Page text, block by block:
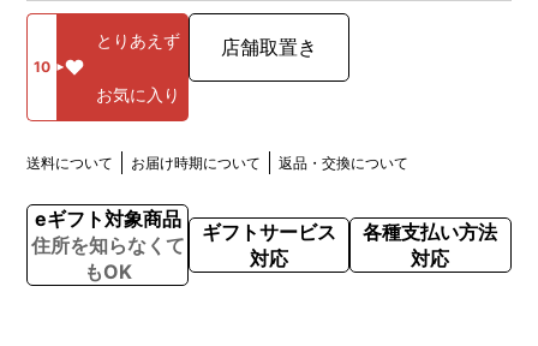
10
とりあえず
お気に入り
店舗取置き
送料について お届け時期について 返品・交換について
eギフト対象商品
住所を知らなくて
もOK
ギフトサービス
対応
各種支払い方法
対応